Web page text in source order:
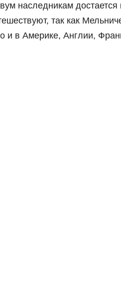
наследникам
так как
и в Америке, Англии,